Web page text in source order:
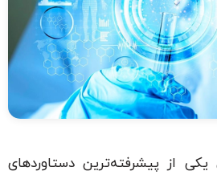
از پیشرفته‌ترین دستاوردهای